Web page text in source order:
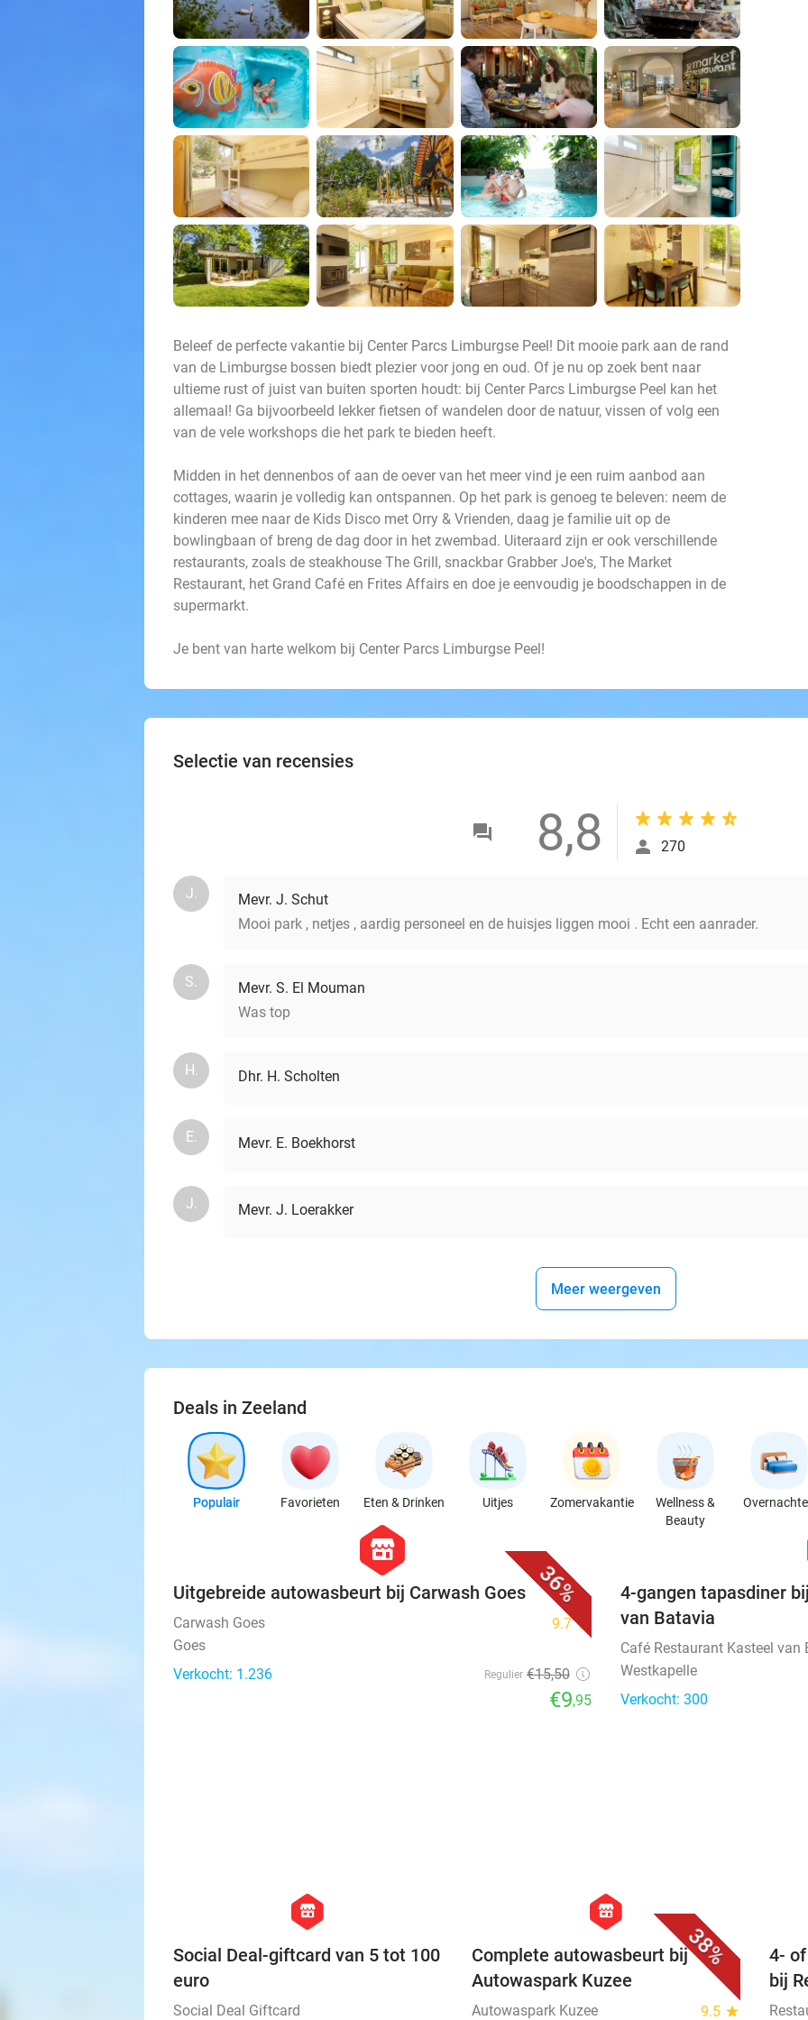
Beleef de perfecte vakantie bij Center Parcs Limburgse Peel! Dit mooie park aan de rand
van de Limburgse bossen biedt plezier voor jong en oud. Of je nu op zoek bent naar
ultieme rust of juist van buiten sporten houdt: bij Center Parcs Limburgse Peel kan het
allemaal! Ga bijvoorbeeld lekker fietsen of wandelen door de natuur, vissen of volg een
van de vele workshops die het park te bieden heeft.
Midden in het dennenbos of aan de oever van het meer vind je een ruim aanbod aan
cottages, waarin je volledig kan ontspannen. Op het park is genoeg te beleven: neem de
kinderen mee naar de Kids Disco met Orry & Vrienden, daag je familie uit op de
bowlingbaan of breng de dag door in het zwembad. Uiteraard zijn er ook verschillende
restaurants, zoals de steakhouse The Grill, snackbar Grabber Joe's, The Market
Restaurant, het Grand Café en Frites Affairs en doe je eenvoudig je boodschappen in de
supermarkt.
Je bent van harte welkom bij Center Parcs Limburgse Peel!
Selectie van recensies
8,8 270
J.
Mevr. J. Schut
Mooi park , netjes , aardig personeel en de huisjes liggen mooi . Echt een aanrader.
S.
Mevr. S. El Mouman
Was top
H. Dhr. H. Scholten
E. Mevr. E. Boekhorst
J. Mevr. J. Loerakker
Meer weergeven
Deals in Zeeland
Populair Favorieten Eten & Drinken Uitjes Zomervakantie
Wellness &
Beauty
36%
hexagon
store
Uitgebreide autowasbeurt bij Carwash Goes
Carwash Goes 9.7star
Goes
Verkocht: 1.236
Regulier €15,50
€9,95
4-gangen tapasdiner
van Batavia
Café Restaurant Kasteel van
Westkapelle
Verkocht: 300
hexagon
store
Social Deal-giftcard van 5 tot 100
euro
Social Deal Giftcard
38%
hexagon
store
Complete autowasbeurt bij
Autowaspark Kuzee
Autowaspark Kuzee 9.5 star
4-
bij